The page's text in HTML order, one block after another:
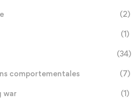
(2)
(1)
(34)
comportementales (7)
war (1)